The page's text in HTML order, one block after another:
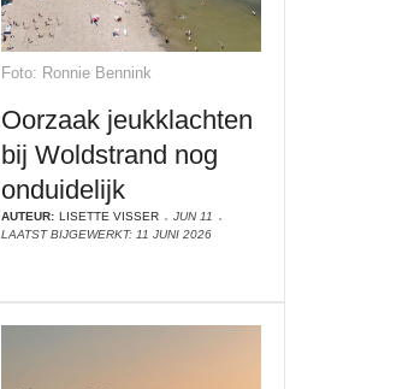
Foto: Ronnie Bennink
Oorzaak jeukklachten
bij Woldstrand nog
onduidelijk
AUTEUR: LISETTE VISSER
JUN 11
LAATST BIJGEWERKT: 11 JUNI 2026